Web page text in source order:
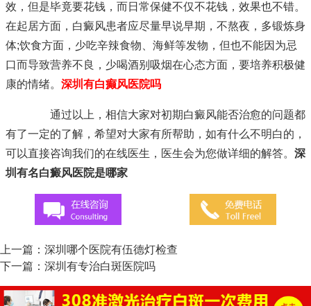
效，但是毕竟要花钱，而日常保健不仅不花钱，效果也不错。
在起居方面，白癜风患者应尽量早说早期，不熬夜，多锻炼身
体;饮食方面，少吃辛辣食物、海鲜等发物，但也不能因为忌
口而导致营养不良，少喝酒别吸烟在心态方面，要培养积极健
康的情绪。 深圳有白癫风医院吗
通过以上，相信大家对初期白癜风能否治愈的问题都
有了一定的了解，希望对大家有所帮助，如有什么不明白的，
可以直接咨询我们的在线医生，医生会为您做详细的解答。 深
圳有名白癜风医院是哪家
上一篇： 深圳哪个医院有伍德灯检查
下一篇： 深圳有专治白斑医院吗